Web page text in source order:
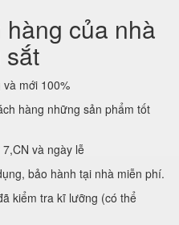
của nhà
sắt
mới 100%
hàng những sản phẩm tốt
và ngày lễ
bảo hành tại nhà miễn phí.
kiểm tra kĩ lưỡng (có thể